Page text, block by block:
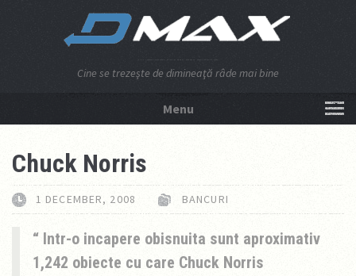
Cine se trezeşte de dimineaţă râde mai bine
Menu
Chuck Norris
1 DECEMBER, 2008 BANCURI
Intr-o incapere obisnuita sunt aproximativ
1,242 obiecte cu care Chuck Norris